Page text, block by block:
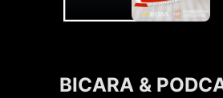
BICARA &